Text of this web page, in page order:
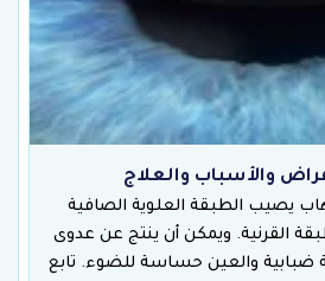
والأسباب والعلاج
يصيب الطبقة العلوية الصافية
القرنية. ويمكن أن ينتج عن عدوى
ضبابية والعين حساسة للضوء. تابع